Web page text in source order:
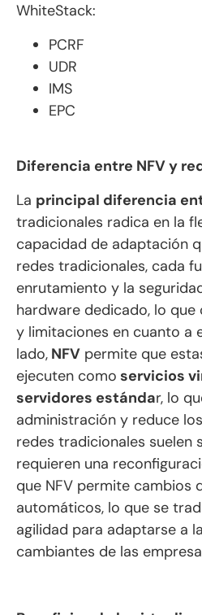
WhiteStack:
PCRF
UDR
IMS
EPC
Diferencia entre NFV y
La principal diferencia
tradicionales radica en la
capacidad de adaptación
redes tradicionales, cada
enrutamiento y la
hardware dedicado, lo
y limitaciones en cuanto a
lado, NFV permite que
ejecuten como servicios
servidores estándar, lo
administración y reduce
redes tradicionales suelen
requieren una
que NFV permite cambios
automáticos, lo que se
agilidad para adaptarse a
cambiantes de las